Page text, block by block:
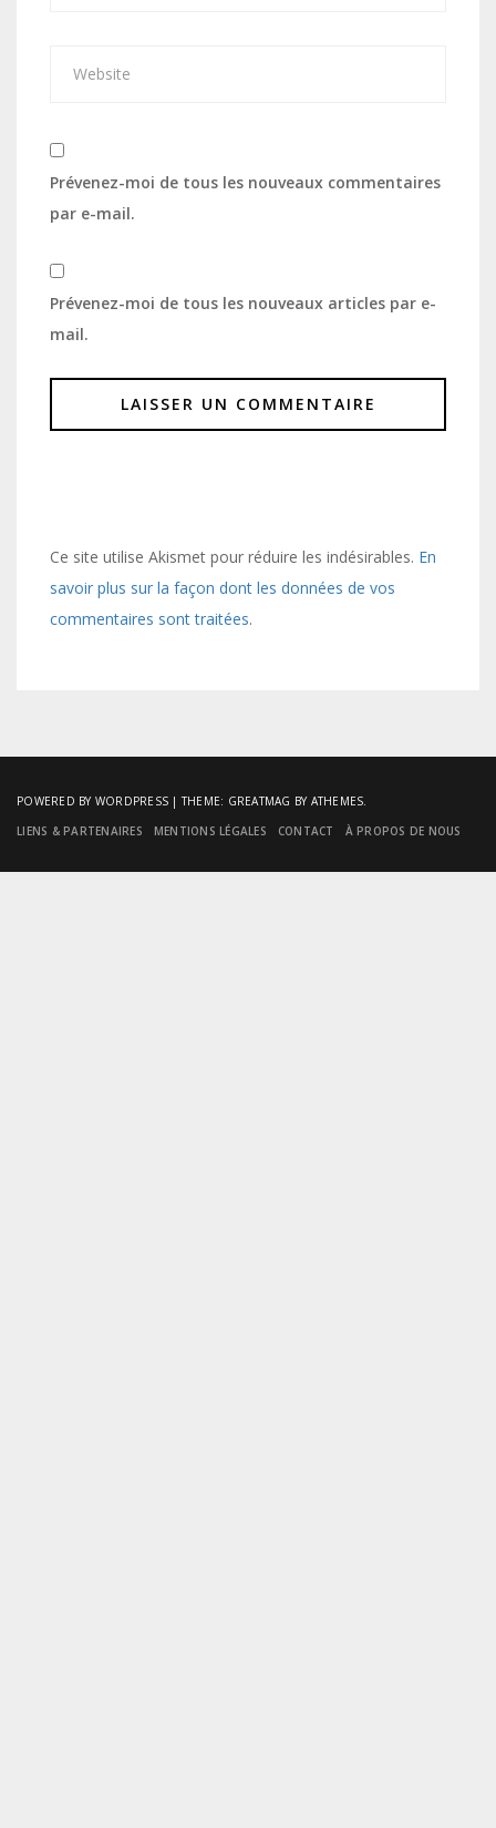
Prévenez-moi de tous les nouveaux commentaires
par e-mail.
Prévenez-moi de tous les nouveaux articles par e-
mail.
Ce site utilise Akismet pour réduire les indésirables. En
savoir plus sur la façon dont les données de vos
commentaires sont traitées.
POWERED BY WORDPRESS |THEME: GREATMAG BY ATHEMES.
LIENS & PARTENAIRES
MENTIONS LÉGALES CONTACT À PROPOS DE NOUS